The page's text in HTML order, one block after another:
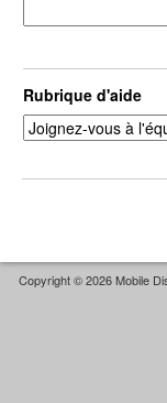
Rubrique d'aide
Copyright © 2026 Mobile